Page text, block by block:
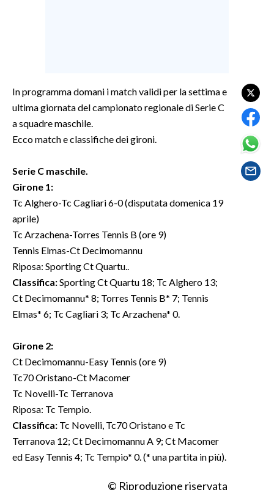
CULTURA
SALUTE
SARDEGNA TURISMO
SARDI NEL MONDO
NOTIZIE
EVENTI
#CARAUNIONE
INSULARITÀ
INFO AZIENDE
ABBONATI
ANNUNCI
NECROLOGI
PUBBLICITÀ
In programma domani i match validi per la settima e
ultima giornata del campionato regionale di Serie C
a squadre maschile.
Ecco match e classifiche dei gironi.
Serie C maschile.
Girone 1:
Tc Alghero-Tc Cagliari 6-0 (disputata domenica 19
aprile)
Tc Arzachena-Torres Tennis B (ore 9)
Tennis Elmas-Ct Decimomannu
Riposa: Sporting Ct Quartu..
Classifica:Sporting Ct Quartu 18; Tc Alghero 13;
Ct Decimomannu* 8; Torres Tennis B* 7; Tennis
Elmas* 6; Tc Cagliari 3; Tc Arzachena* 0.
Girone 2:
Ct Decimomannu-Easy Tennis (ore 9)
Tc70 Oristano-Ct Macomer
Tc Novelli-Tc Terranova
Riposa: Tc Tempio.
Classifica: Tc Novelli, Tc70 Oristano e Tc
Terranova 12; Ct Decimomannu A 9; Ct Macomer
ed Easy Tennis 4; Tc Tempio* 0. (* una partita in più).
© Riproduzione riservata